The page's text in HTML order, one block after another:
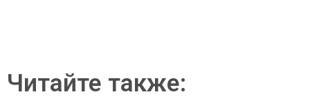
Читайте также: